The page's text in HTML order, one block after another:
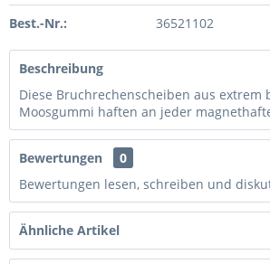
Best.-Nr.: 36521102
Beschreibung
Diese Bruchrechenscheiben aus extrem
Moosgummi haften an jeder
Bewertungen
0
Bewertungen lesen, schreiben und
Ähnliche Artikel